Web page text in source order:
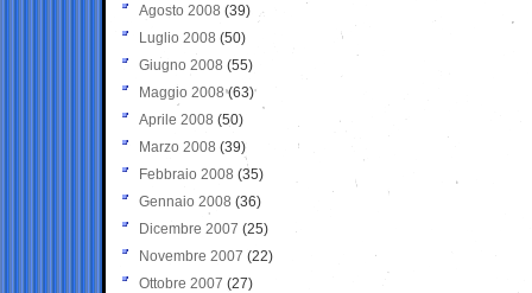
Agosto 2008 (39)
Luglio 2008 (50)
Giugno 2008 (55)
Maggio 2008(63)
Aprile 2008 (50)
Marzo 2008 (39)
Febbraio 2008 (35)
Gennaio 2008 (36)
Dicembre 2007 (25)
Novembre 2007 (22)
Ottobre 2007 (27)